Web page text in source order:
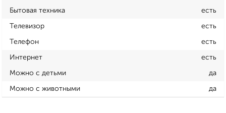
Бытовая техника есть
Телевизор есть
Телефон есть
Интернет есть
Можно с детьми да
Можно с животными да